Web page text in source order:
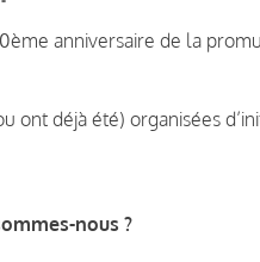
anniversaire de la
ont déjà été) organisées
nous ?